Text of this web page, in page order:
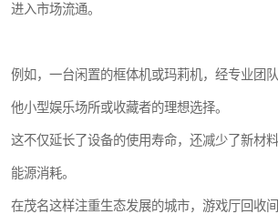
进入市场流通。
例如，一台闲置的框体机或玛莉机，经专业团
他小型娱乐场所或收藏者的理想选择。
这不仅延长了设备的使用寿命，还减少了新材
能源消耗。
在茂名这样注重生态发展的城市，游戏厅回收